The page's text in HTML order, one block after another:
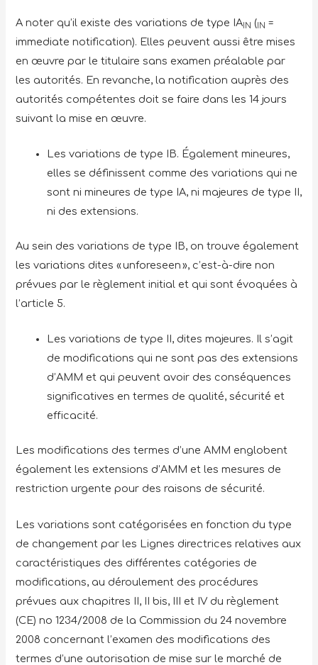
A noter qu’il existe des variations de type IA IN ( IN =
immediate notification). Elles peuvent aussi être mises
en œuvre par le titulaire sans examen préalable par
les autorités. En revanche, la notification auprès des
autorités compétentes doit se faire dans les 14 jours
suivant la mise en œuvre.
Les variations de type IB. Également mineures,
elles se définissent comme des variations qui ne
sont ni mineures de type IA, ni majeures de type II,
ni des extensions.
Au sein des variations de type IB, on trouve également
les variations dites « unforeseen », c’est-à-dire non
prévues par le règlement initial et qui sont évoquées à
l’article 5.
Les variations de type II, dites majeures. Il s’agit
de modifications qui ne sont pas des extensions
d’AMM et qui peuvent avoir des conséquences
significatives en termes de qualité, sécurité et
efficacité.
Les modifications des termes d’une AMM englobent
également les extensions d’AMM et les mesures de
restriction urgente pour des raisons de sécurité.
Les variations sont catégorisées en fonction du type
de changement par les Lignes directrices relatives aux
caractéristiques des différentes catégories de
modifications, au déroulement des procédures
prévues aux chapitres II, II bis, III et IV du règlement
(CE) no 1234/2008 de la Commission du 24 novembre
2008 concernant l’examen des modifications des
termes d’une autorisation de mise sur le marché de